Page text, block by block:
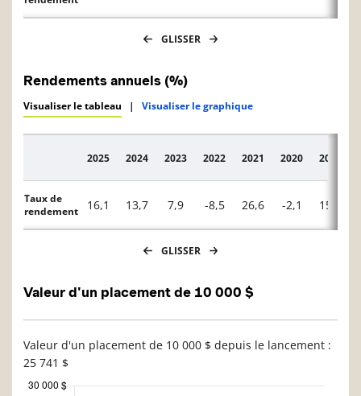
GLISSER
Rendements annuels (%)
Visualiser le tableau | Visualiser le graphique
Description
2025 2024 2023 2022 2021 2020 2019
Taux de
rendement
16,1 13,7 7,9 -8,5 26,6 -2,1 15,2
GLISSER
Valeur d'un placement de 10 000 $
Valeur d'un placement de 10 000 $ depuis le lancement :
25 741 $